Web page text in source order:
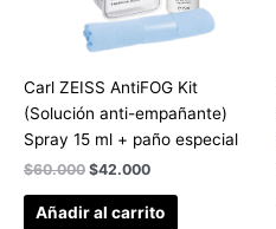
Carl ZEISS AntiFOG Kit
(Solución anti-empañante)
Spray 15 ml + paño especial
$60.000 $42.000
Añadir al carrito